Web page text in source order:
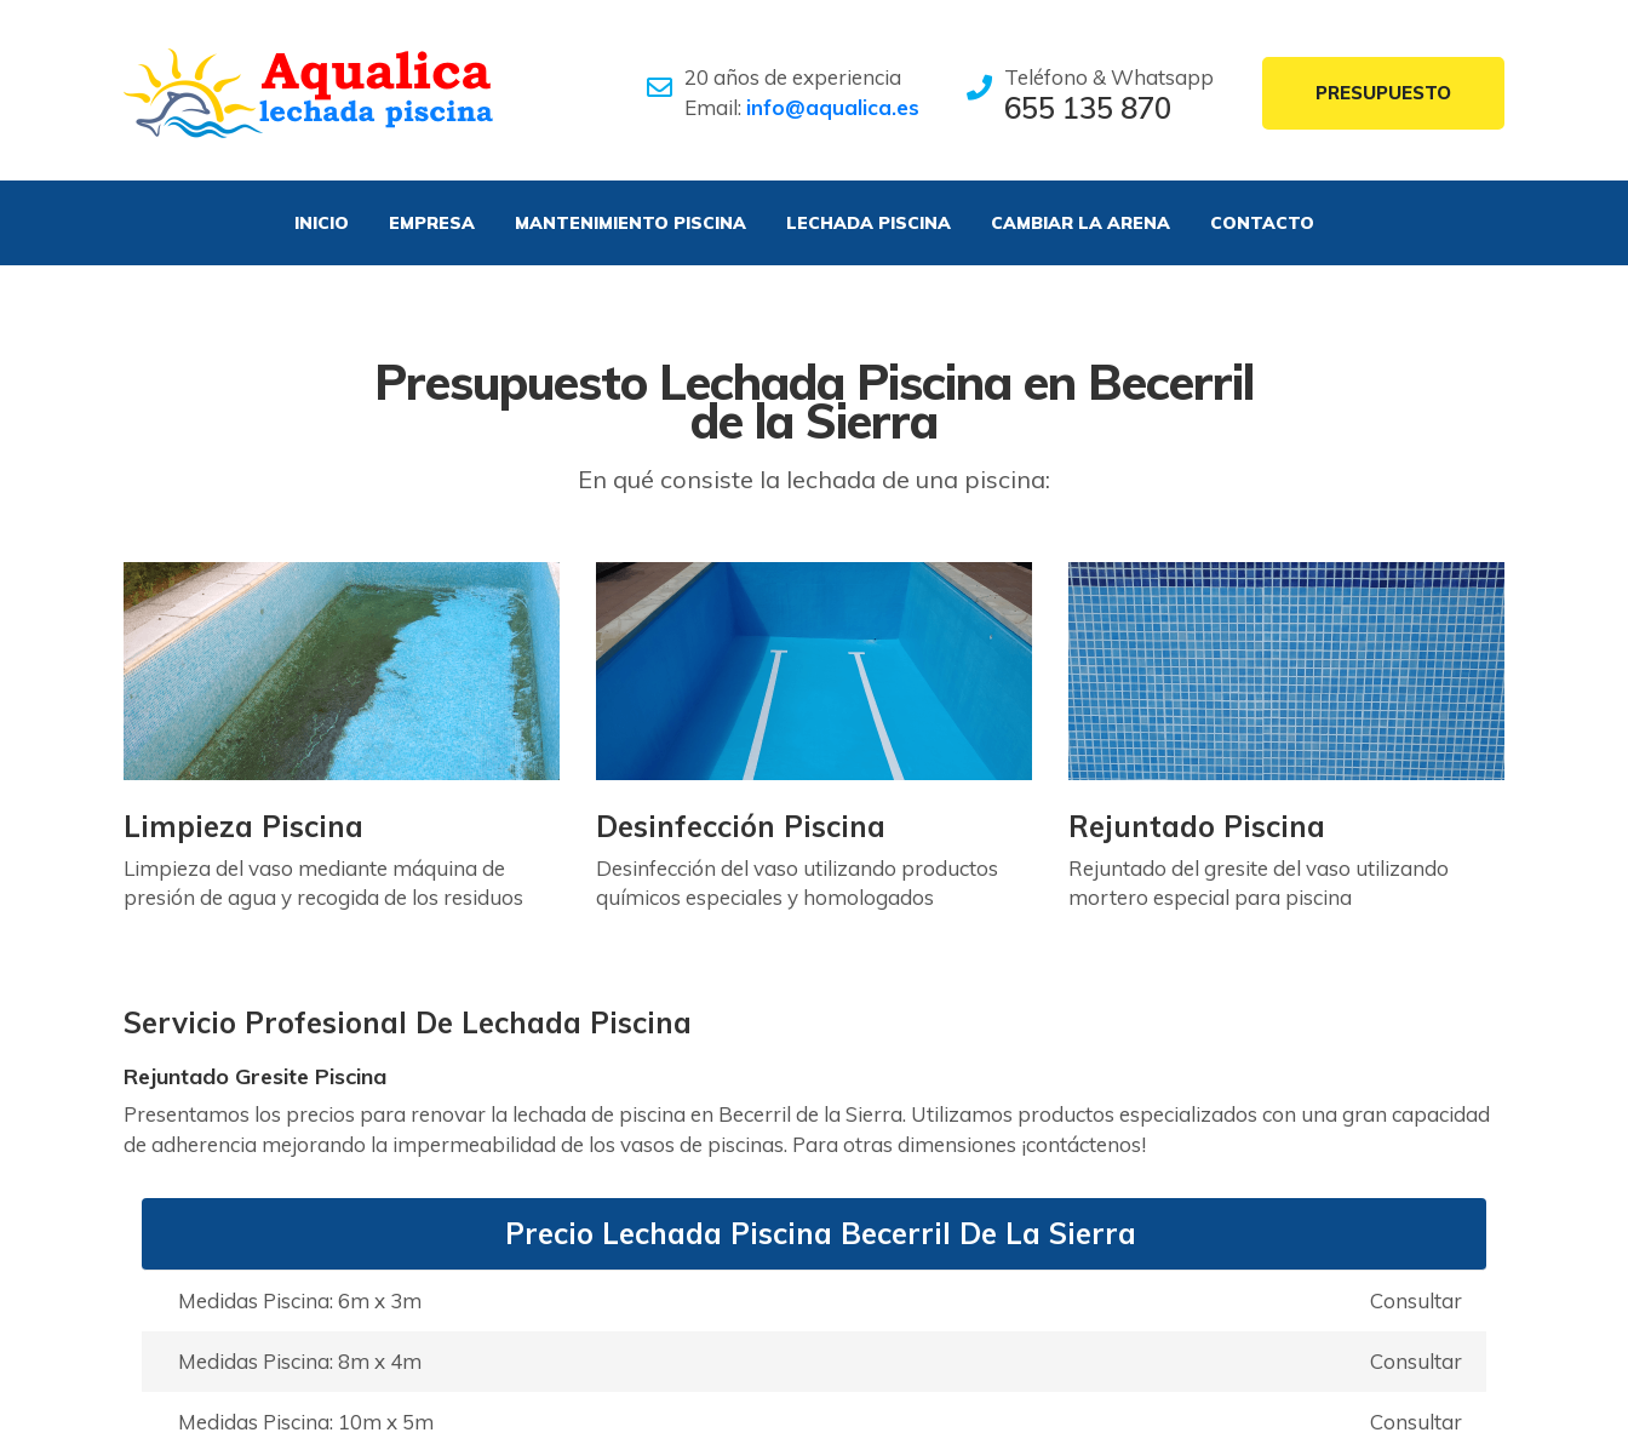
20 años de experiencia
Email: info@aqualica.es
Teléfono & Whatsapp
655 135 870 PRESUPUESTO
INICIO EMPRESA MANTENIMIENTO PISCINA LECHADA PISCINA CAMBIAR LA ARENA CONTACTO
Presupuesto Lechada Piscina en Becerril
de la Sierra
En qué consiste la lechada de una piscina:
Limpieza Piscina
Limpieza del vaso mediante máquina de
presión de agua y recogida de los residuos
Desinfección Piscina
Desinfección del vaso utilizando productos
químicos especiales y homologados
Rejuntado Piscina
Rejuntado del gresite del vaso utilizando
mortero especial para piscina
Servicio Profesional De Lechada Piscina
Rejuntado Gresite Piscina
Presentamos los precios para renovar la lechada de piscina en Becerril de la Sierra. Utilizamos productos especializados con una gran capacidad
de adherencia mejorando la impermeabilidad de los vasos de piscinas. Para otras dimensiones ¡contáctenos!
Precio Lechada Piscina Becerril De La Sierra
Medidas Piscina: 6m x 3m Consultar
Medidas Piscina: 8m x 4m Consultar
Medidas Piscina: 10m x 5m Consultar